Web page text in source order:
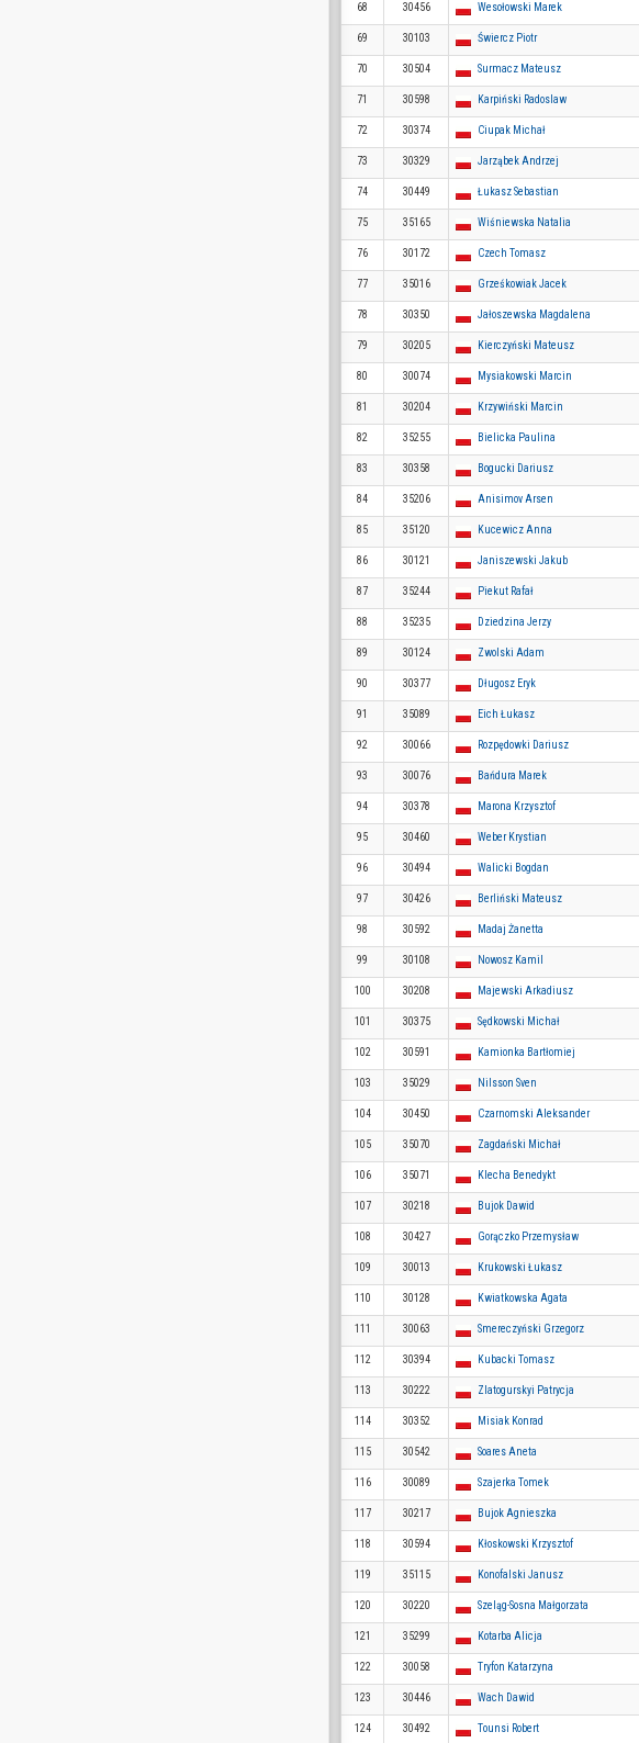
68 30456 Wesołowski Marek
69 30103 Świercz Piotr
70 30504 Surmacz Mateusz
71 30598 Karpiński Radoslaw
72 30374 Ciupak Michał
73 30329 Jarząbek Andrzej
74 30449 Łukasz Sebastian
75 35165 Wiśniewska Natalia
76 30172 Czech Tomasz
77 35016 Grześkowiak Jacek
78 30350 Jałoszewska Magdalena
79 30205 Kierczyński Mateusz
80 30074 Mysiakowski Marcin
81 30204 Krzywiński Marcin
82 35255 Bielicka Paulina
83 30358 Bogucki Dariusz
84 35206 Anisimov Arsen
85 35120 Kucewicz Anna
86 30121 Janiszewski Jakub
87 35244 Piekut Rafał
88 35235 Dziedzina Jerzy
89 30124 Zwolski Adam
90 30377 Długosz Eryk
91 35089 Eich Łukasz
92 30066 Rozpędowki Dariusz
93 30076 Bańdura Marek
94 30378 Marona Krzysztof
95 30460 Weber Krystian
96 30494 Walicki Bogdan
97 30426 Berliński Mateusz
98 30592 Madaj Żanetta
99 30108 Nowosz Kamil
100 30208 Majewski Arkadiusz
101 30375 Sędkowski Michał
102 30591 Kamionka Bartłomiej
103 35029 Nilsson Sven
104 30450 Czarnomski Aleksander
105 35070 Zagdański Michał
106 35071 Klecha Benedykt
107 30218 Bujok Dawid
108 30427 Gorączko Przemysław
109 30013 Krukowski Łukasz
110 30128 Kwiatkowska Agata
111 30063 Smereczyński Grzegorz
112 30394 Kubacki Tomasz
113 30222 Zlatogurskyi Patrycja
114 30352 Misiak Konrad
115 30542 Soares Aneta
116 30089 Szajerka Tomek
117 30217 Bujok Agnieszka
118 30594 Kłoskowski Krzysztof
119 35115 Konofalski Janusz
120 30220 Szeląg-Sosna Małgorzata
121 35299 Kotarba Alicja
122 30058 Tryfon Katarzyna
123 30446 Wach Dawid
124 30492 Tounsi Robert